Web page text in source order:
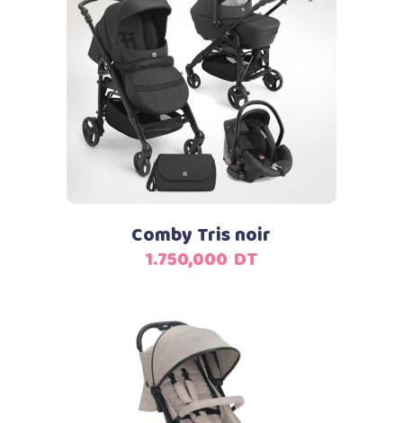
Ajouter au panier
Comby Tris noir
1.750,000 DT